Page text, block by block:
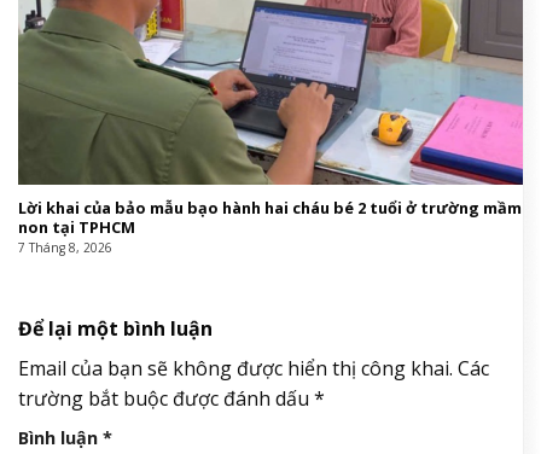
Lời khai của bảo mẫu bạo hành hai cháu bé 2 tuổi ở trường mầm
non tại TPHCM
7 Tháng 8, 2026
Để lại một bình luận
Email của bạn sẽ không được hiển thị công khai. Các
trường bắt buộc được đánh dấu *
Bình luận *